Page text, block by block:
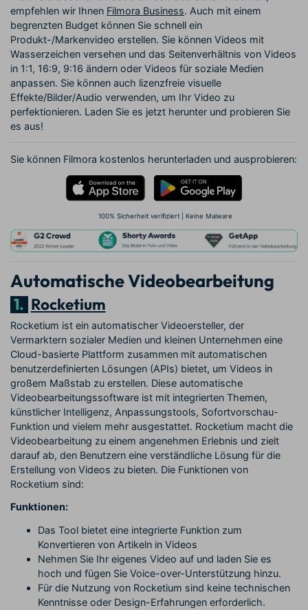
empfehlen wir Ihnen Filmora Business. Auch mit einem
begrenzten Budget können Sie schnell ein
Produkt-/Markenvideo erstellen. Sie können Videos mit
Wasserzeichen versehen und das Seitenverhältnis von Videos
in 1:1, 16:9, 9:16 ändern oder Videos für soziale Medien
anpassen. Sie können auch lizenzfreie visuelle
Effekte/Bilder/Audio verwenden, um Ihr Video zu
perfektionieren. Laden Sie es jetzt herunter und probieren Sie
es aus!
Sie können Filmora kostenlos herunterladen und ausprobieren:
100% Sicherheit verifiziert | Keine Malware
Automatische Videobearbeitung
1. Rocketium
Rocketium ist ein automatischer Videoersteller, der
Vermarktern sozialer Medien und kleinen Unternehmen eine
Cloud-basierte Plattform zusammen mit automatischen
benutzerdefinierten Lösungen (APIs) bietet, um Videos in
großem Maßstab zu erstellen. Diese automatische
Videobearbeitungssoftware ist mit integrierten Themen,
künstlicher Intelligenz, Anpassungstools, Sofortvorschau-
Funktion und vielem mehr ausgestattet. Rocketium macht die
Videobearbeitung zu einem angenehmen Erlebnis und zielt
darauf ab, den Benutzern eine verständliche Lösung für die
Erstellung von Videos zu bieten. Die Funktionen von
Rocketium sind:
Funktionen:
Das Tool bietet eine integrierte Funktion zum
Konvertieren von Artikeln in Videos
Nehmen Sie Ihr eigenes Video auf und laden Sie es
hoch und fügen Sie Voice-over-Unterstützung hinzu.
Für die Nutzung von Rocketium sind keine technischen
Kenntnisse oder Design-Erfahrungen erforderlich.